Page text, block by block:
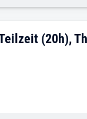
(20h),